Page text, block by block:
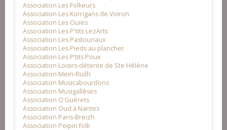
Association Les Folkeurs
Association Les Korrigans de Voiron
Association Les Ouïes
Association Les P'tits LezArts
Association Les Pastouriaux
Association Les Pieds au plancher
Association Les P’tits Poux
Association Loisirs-détente de Ste Hélène
Association Mein-Ruilh
Association Musicabourdons
Association Musigallèses
Association O'Guérets
Association Oud à Nantes
Association Paris-Breizh
Association Peipin folk